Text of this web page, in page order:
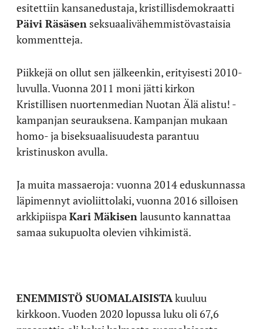
esitettiin kansanedustaja, kristillisdemokraatti
Päivi Räsäsen seksuaalivähemmistövastaisia
kommentteja.
Piikkejä on ollut sen jälkeenkin, erityisesti 2010-
luvulla. Vuonna 2011 moni jätti kirkon
Kristillisen nuortenmedian Nuotan Älä alistu! -
kampanjan seurauksena. Kampanjan mukaan
homo- ja biseksuaalisuudesta parantuu
kristinuskon avulla.
Ja muita massaeroja: vuonna 2014 eduskunnassa
läpimennyt avioliittolaki, vuonna 2016 silloisen
arkkipiispaKari Mäkisenlausunto kannattaa
samaa sukupuolta olevien vihkimistä.
ENEMMISTÖ SUOMALAISISTAkuuluu
kirkkoon. Vuoden 2020 lopussa luku oli 67,6